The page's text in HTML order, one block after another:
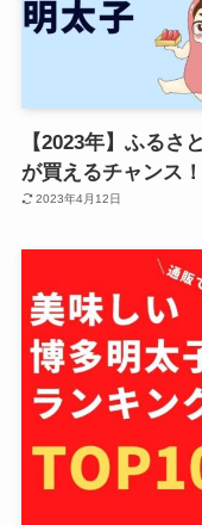
【2023年】ふるさ
が買えるチャンス！
2023年4月12日